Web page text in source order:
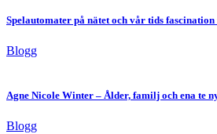
Spelautomater på nätet och vår tids
Blogg
Agne Nicole Winter – Ålder, familj och ena te
Blogg